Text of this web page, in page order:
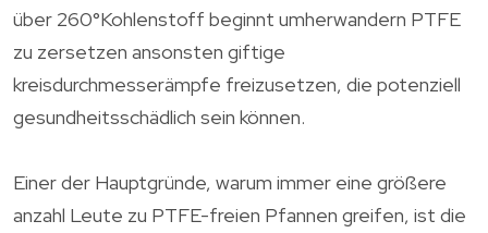
über 260°Kohlenstoff beginnt umherwandern PTFE
zu zersetzen ansonsten giftige
kreisdurchmesserämpfe freizusetzen, die potenziell
gesundheitsschädlich sein können.
Einer der Hauptgründe, warum immer eine größere
anzahl Leute zu PTFE-freien Pfannen greifen, ist die